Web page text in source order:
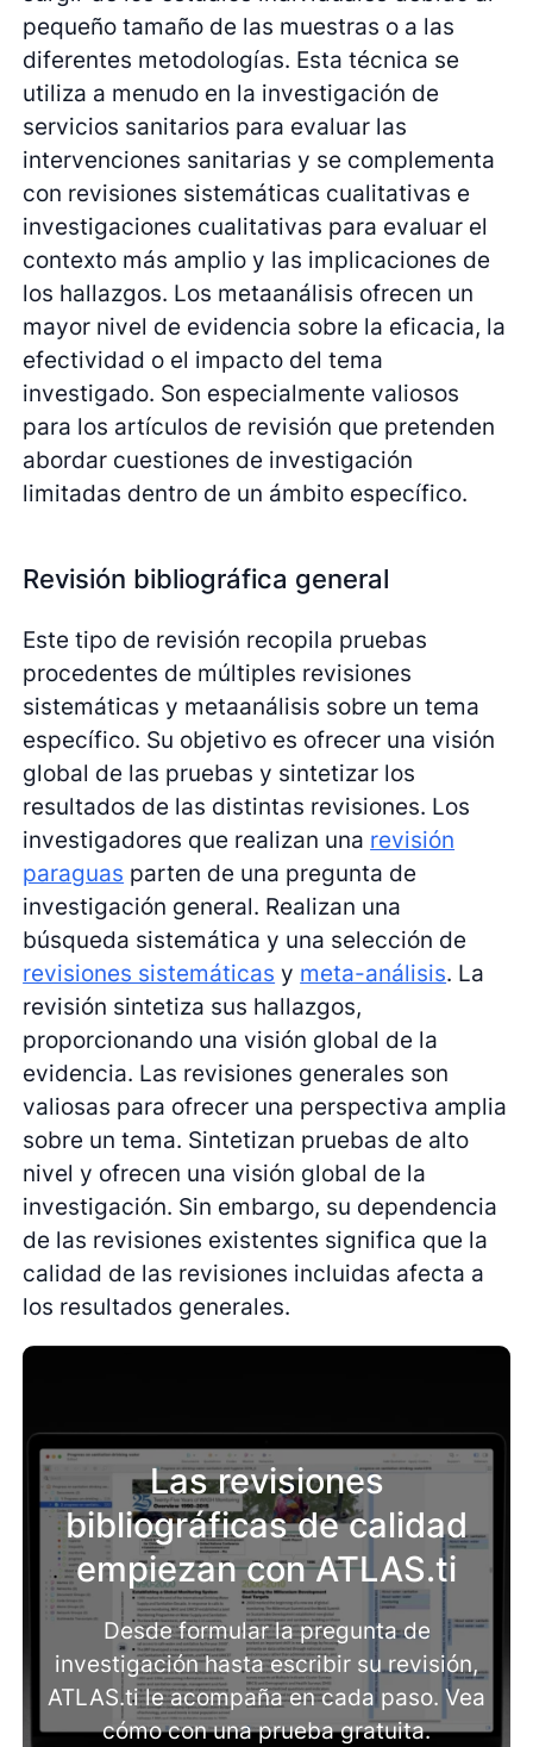
pequeño tamaño de las muestras o a las
diferentes metodologías. Esta técnica se
utiliza a menudo en la investigación de
servicios sanitarios para evaluar las
intervenciones sanitarias y se complementa
con revisiones sistemáticas cualitativas e
investigaciones cualitativas para evaluar el
contexto más amplio y las implicaciones de
los hallazgos. Los metaanálisis ofrecen un
mayor nivel de evidencia sobre la eficacia, la
efectividad o el impacto del tema
investigado. Son especialmente valiosos
para los artículos de revisión que pretenden
abordar cuestiones de investigación
limitadas dentro de un ámbito específico.
Revisión bibliográfica general
Este tipo de revisión recopila pruebas
procedentes de múltiples revisiones
sistemáticas y metaanálisis sobre un tema
específico. Su objetivo es ofrecer una visión
global de las pruebas y sintetizar los
resultados de las distintas revisiones. Los
investigadores que realizan una revisión
paraguas parten de una pregunta de
investigación general. Realizan una
búsqueda sistemática y una selección de
revisiones sistemáticas y meta-análisis. La
revisión sintetiza sus hallazgos,
proporcionando una visión global de la
evidencia. Las revisiones generales son
valiosas para ofrecer una perspectiva amplia
sobre un tema. Sintetizan pruebas de alto
nivel y ofrecen una visión global de la
investigación. Sin embargo, su dependencia
de las revisiones existentes significa que la
calidad de las revisiones incluidas afecta a
los resultados generales.
Las revisiones
bibliográficas de calidad
empiezan con ATLAS.ti
Desde formular la pregunta de
investigación hasta escribir su revisión,
ATLAS.ti le acompaña en cada paso. Vea
cómo con una prueba gratuita.